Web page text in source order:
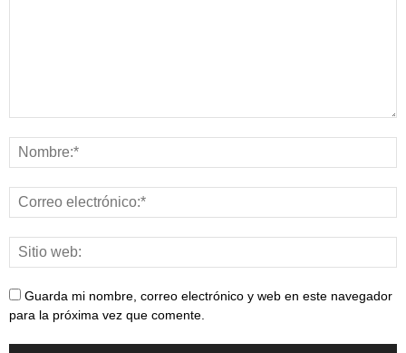
Guarda mi nombre, correo electrónico y web en este navegador
para la próxima vez que comente.